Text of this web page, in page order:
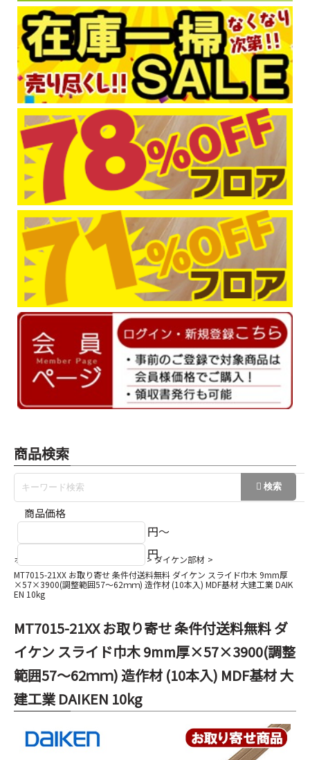
商品検索
商品価格
円～
円
ホーム
ダイケン部材
MT7015-21XX お取り寄せ 条件付送料無料 ダイケン スライド巾木 9mm厚
×57×3900(調整範囲57～62ｍｍ) 造作材 (10本入) MDF基材 大建工業 DAIK
EN 10kg
MT7015-21XX お取り寄せ 条件付送料無料 ダ
イケン スライド巾木 9mm厚×57×3900(調整
範囲57～62ｍｍ) 造作材 (10本入) MDF基材 大
建工業 DAIKEN 10kg